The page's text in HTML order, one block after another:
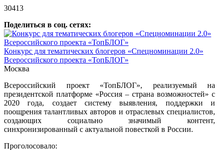
30413
Поделиться в соц. сетях:
Конкурс для тематических блогеров «Спецноминации 2.0»
Всероссийского проекта «ТопБЛОГ»
Москва
Всероссийский проект «ТопБЛОГ», реализуемый на
президентской платформе «Россия – страна возможностей» с
2020 года, создает систему выявления, поддержки и
поощрения талантливых авторов и отраслевых специалистов,
создающих социально значимый контент,
синхронизированный с актуальной повесткой в России.
Проголосовало: